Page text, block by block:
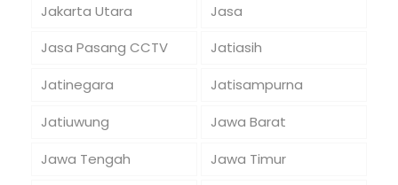
Jakarta Utara
Jasa
Jasa Pasang CCTV
Jatiasih
Jatinegara
Jatisampurna
Jatiuwung
Jawa Barat
Jawa Tengah
Jawa Timur